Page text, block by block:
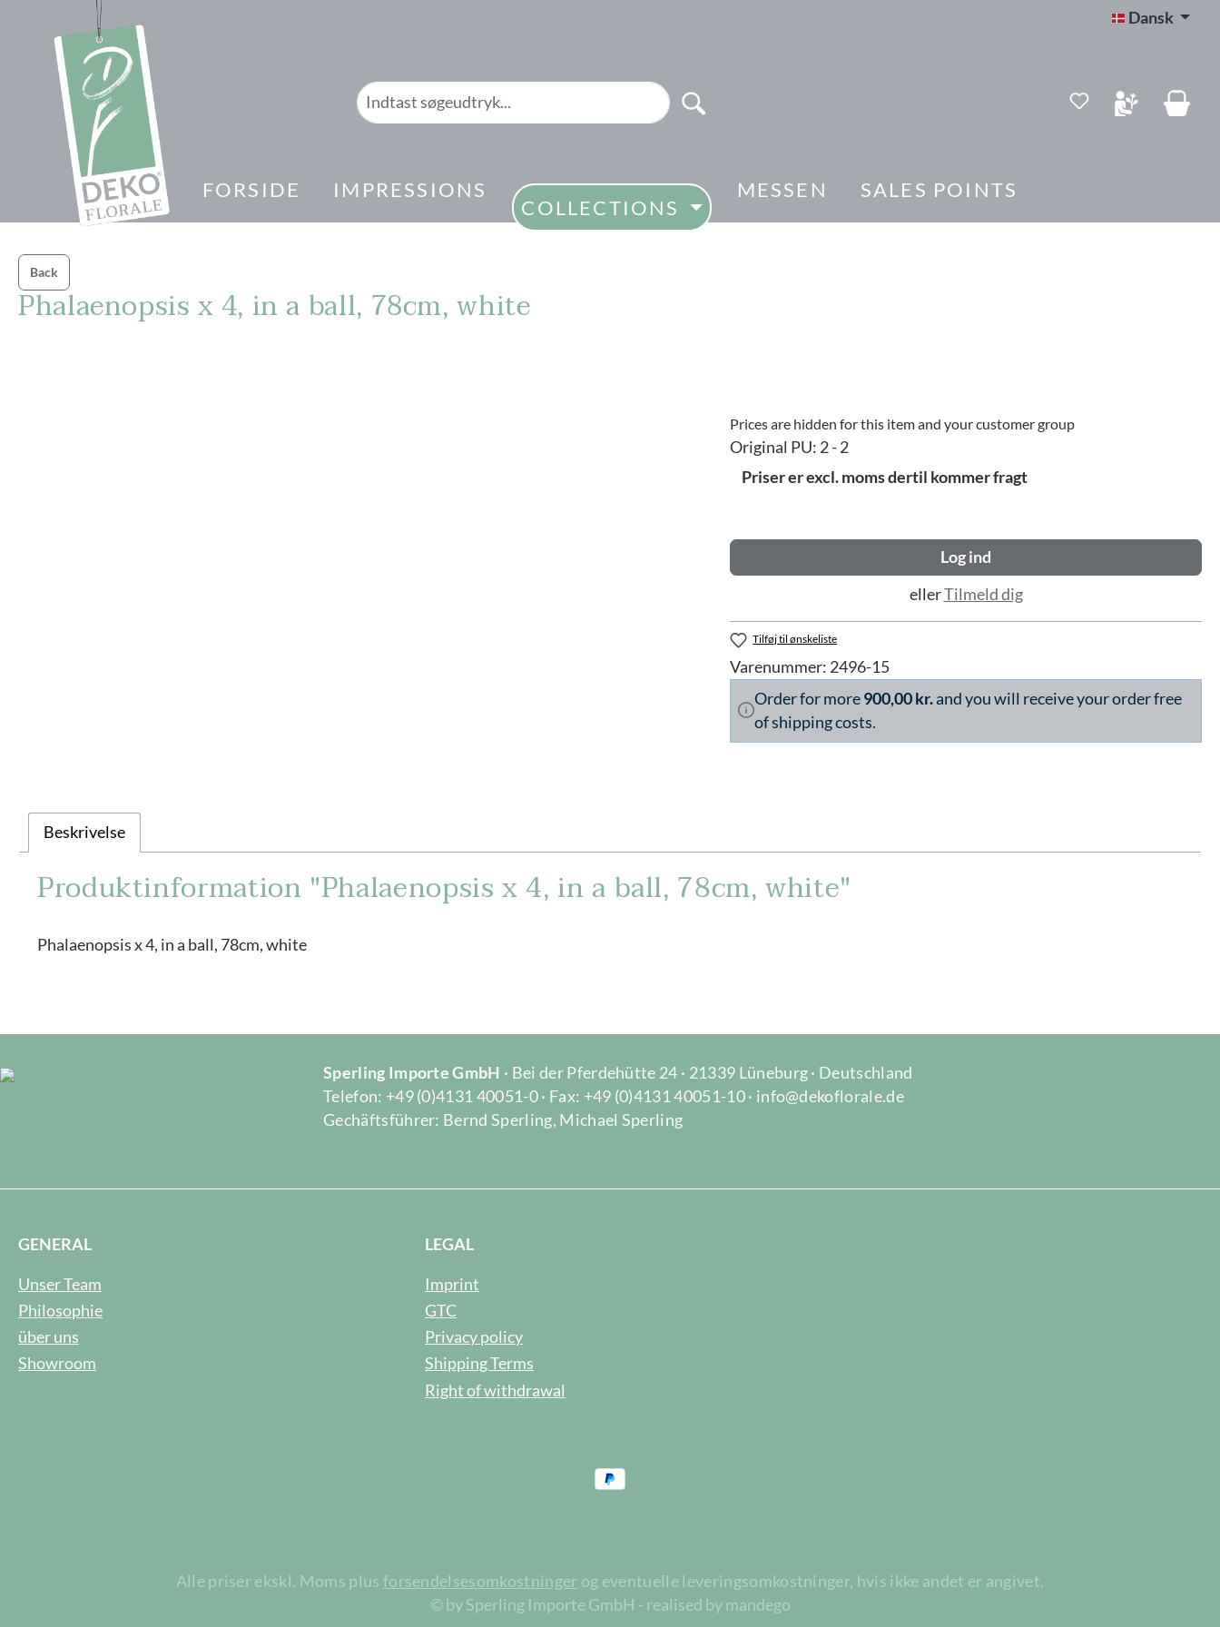
Gå til hovednavigation Dansk
Du har 0
FORSIDE IMPRESSIONS
COLLECTIONS
MESSEN SALES POINTS
Back
Phalaenopsis x 4, in a ball, 78cm, white
Prices are hidden for this item and your customer group
Original PU: 2 - 2
Priser er excl. moms dertil kommer fragt
Log ind
ellerTilmeld dig
Tilføj til ønskeliste
Varenummer: 2496-15
Order for more900,00 kr.and you will receive your order free
of shipping costs.
Beskrivelse
Produktinformation "Phalaenopsis x 4, in a ball, 78cm, white"
Phalaenopsis x 4, in a ball, 78cm, white
Sperling Importe GmbH · Bei der Pferdehütte 24 · 21339 Lüneburg · Deutschland
Telefon: +49 (0)4131 40051-0 · Fax: +49 (0)4131 40051-10 · info@dekoflorale.de
Gechäftsführer: Bernd Sperling, Michael Sperling
GENERAL
Unser Team
Philosophie
über uns
Showroom
LEGAL
Imprint
GTC
Privacy policy
Shipping Terms
Right of withdrawal
Alle priser ekskl. Moms plus forsendelsesomkostninger og eventuelle leveringsomkostninger, hvis ikke andet er angivet.
© by Sperling Importe GmbH - realised by mandego